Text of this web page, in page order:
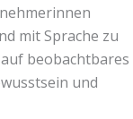
mit Sprache zu
beobachtbares
und